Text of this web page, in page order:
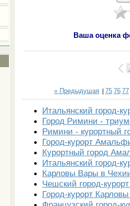
Ваша оценка
« Предыдущая| 75 76 77
Итальянский город-
Город Римини -
Римини - курортный
Город-курорт
Курортный город
Итальянский город-
Карловы Вары в
Чешский город-
Город-курорт